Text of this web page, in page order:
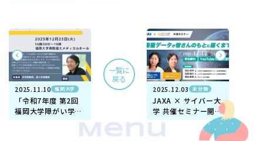
2025.11.10 福岡大学
「令和7年度 第2回
福岡大学障がい学生
支援セミナー」の開
2025.12.03 未分類
JAXA × サイバー大
学 共催セミナー開催
『衛星データが皆さ
んのもとに届くま
一覧に
戻る
Menu